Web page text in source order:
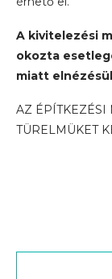
A kivitelezési
okozta
miatt
AZ ÉPÍTKEZÉSI
TÜRELMÜKET